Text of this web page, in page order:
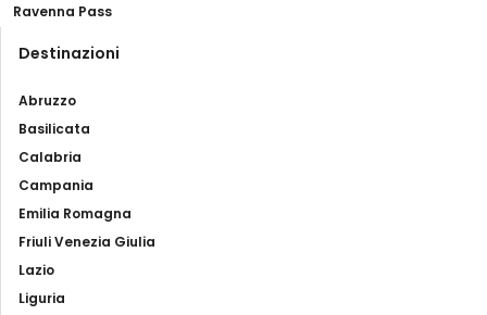
Ravenna Pass
Destinazioni
Abruzzo
Basilicata
Calabria
Campania
Emilia Romagna
Friuli Venezia Giulia
Lazio
Liguria